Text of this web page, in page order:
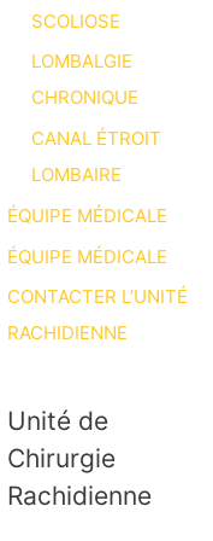
SCOLIOSE
LOMBALGIE
CHRONIQUE
CANAL ÉTROIT
LOMBAIRE
ÉQUIPE MÉDICALE
ÉQUIPE MÉDICALE
CONTACTER L’UNITÉ
RACHIDIENNE
Unité de
Chirurgie
Rachidienne